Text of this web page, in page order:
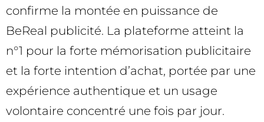
confirme la montée en puissance de
BeReal publicité. La plateforme atteint la
n°1 pour la forte mémorisation publicitaire
et la forte intention d’achat, portée par une
expérience authentique et un usage
volontaire concentré une fois par jour.